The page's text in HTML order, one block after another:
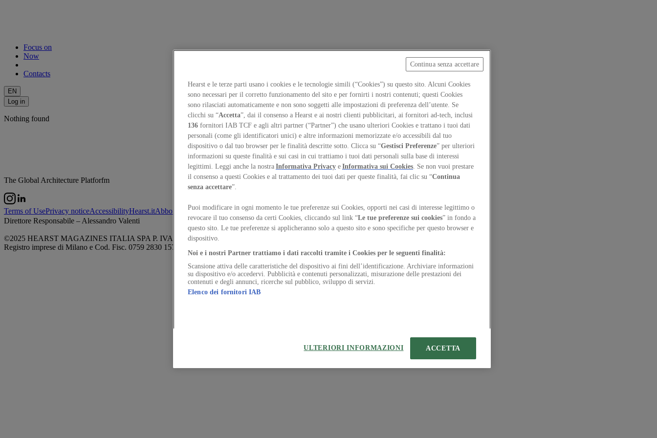
Focus on
Now
Contacts
EN
Log in
Nothing found
The Global Architecture Platforfm
Terms of UsePrivacy noticeAccessibilityHearst.itAbbonationline.itSitemap Preferenze sui Cookies
Direttore Responsabile – Alessandro Valenti
©2025 HEARST MAGAZINES ITALIA SPA P. IVA 12212110154 | VIA ROBERTO BRACCO, 6, 20159, MILANO - ITALY
Registro imprese di Milano e Cod. Fisc. 0759 2830 157 - Part.Iva 1221 2110 154 - REA di Milano 116 978 6
Hearst e le terze parti usano i cookies e le tecnologie simili (“Cookies”) su questo sito. Alcuni Cookies
sono necessari per il corretto funzionamento del sito e per fornirti i nostri contenuti; questi Cookies
sono rilasciati automaticamente e non sono soggetti alle impostazioni di preferenza dell’utente. Se
clicchi su “Accetta”, dai il consenso a Hearst e ai nostri clienti pubblicitari, ai fornitori ad-tech, inclusi
136 fornitori IAB TCF e agli altri partner (“Partner”) che usano ulteriori Cookies e trattano i tuoi dati
personali (come gli identificatori unici) e altre informazioni memorizzate e/o accessibili dal tuo
dispositivo o dal tuo browser per le finalità descritte sotto. Clicca su “Gestisci Preferenze” per ulteriori
informazioni su queste finalità e sui casi in cui trattiamo i tuoi dati personali sulla base di interessi
legittimi. Leggi anche la nostraInformativa Privacy eInformativa sui Cookies. Se non vuoi prestare
il consenso a questi Cookies e al trattamento dei tuoi dati per queste finalità, fai clic su “Continua
senza accettare”.
Puoi modificare in ogni momento le tue preferenze sui Cookies, opporti nei casi di interesse legittimo o
revocare il tuo consenso da certi Cookies, cliccando sul link “Le tue preferenze sui cookies” in fondo a
questo sito. Le tue preferenze si applicheranno solo a questo sito e sono specifiche per questo browser e
dispositivo.
Noi e i nostri Partner trattiamo i dati raccolti tramite i Cookies per le seguenti finalità:
Scansione attiva delle caratteristiche del dispositivo ai fini dell’identificazione. Archiviare informazioni
su dispositivo e/o accedervi. Pubblicità e contenuti personalizzati, misurazione delle prestazioni dei
contenuti e degli annunci, ricerche sul pubblico, sviluppo di servizi.
Elenco dei fornitori IAB
ULTERIORI INFORMAZIONI ACCETTA
Continua senza accettare